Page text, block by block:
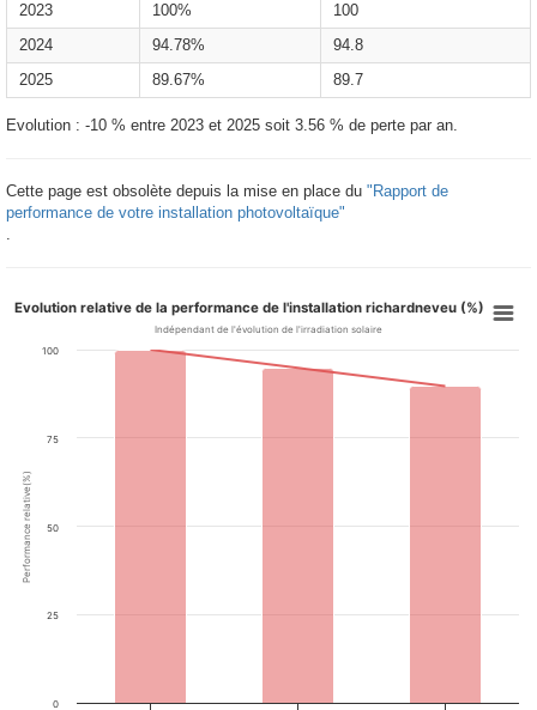
2023
100%
100
2024
94.78%
94.8
2025
89.67% 89.7
Evolution : -10 % entre 2023 et 2025 soit 3.56 % de perte par an.
Cette page est obsolète depuis la mise en place du "Rapport de
performance de votre installation photovoltaïque"
Performance relative(%)
Evolution relative de la performance de l'installation richardneveu (%)
Indépendant de l'évolution de l'irradiation solaire
0
25
50
75
100